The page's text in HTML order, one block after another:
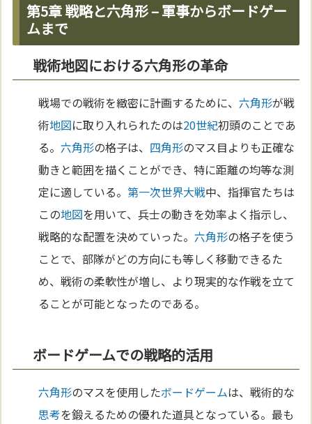
第5章 戦略と六角形 – 軍事からボードゲー
ムまで
戦術地図における六角形の革命
戦場での戦術を緻密に計画するために、六角形が戦
術地図に取り入れられたのは20世紀初頭のことであ
る。六角形の格子は、 四角形のマス目よりも正確な
動きと範囲を描くことができ、特に距離の均等な測
定に適している。第一次世界大戦中、指揮官たちは
この地図を用いて、兵士の動きを効率よく指示し、
戦略的な配置を決めていった。六角形の格子を使う
ことで、部隊がどの方向にも等しく移動できるた
め、戦術の柔軟性が増し、より現実的な作戦を立て
ることが可能となったのである。
ボードゲームでの戦略的活用
六角形のマスを使用したボードゲームは、戦術的な
思考を鍛えるための優れた道具となっている。最も